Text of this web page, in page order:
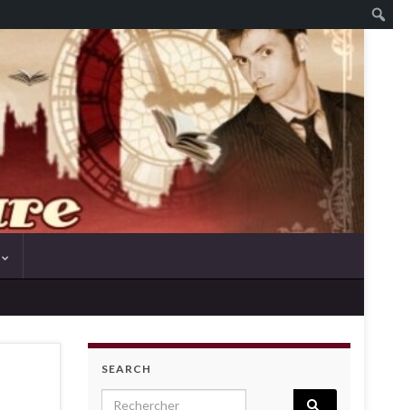
SEARCH
Search for: